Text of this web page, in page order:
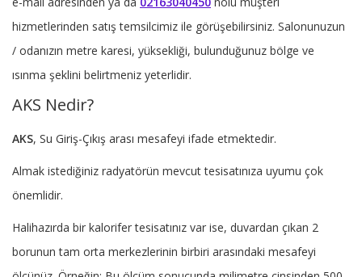
hizmetlerinden satış temsilcimiz ile görüşebilirsiniz. Salonunuzun
/ odanızın metre karesi, yüksekliği, bulunduğunuz bölge ve
ısınma şeklini belirtmeniz yeterlidir.
AKS Nedir?
AKS, Su Giriş-Çıkış arası mesafeyi ifade etmektedir.
Almak istediğiniz radyatörün mevcut tesisatınıza uyumu çok
önemlidir.
Halihazırda bir kalorifer tesisatınız var ise, duvardan çıkan 2
borunun tam orta merkezlerinin birbiri arasındaki mesafeyi